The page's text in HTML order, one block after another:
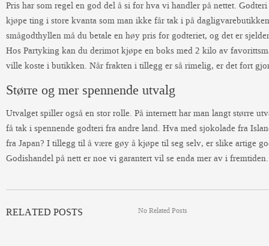
Pris har som regel en god del å si for hva vi handler på nettet.
kjøpe ting i store kvanta som man ikke får tak i på
smågodthyllen må du betale en høy pris for godteriet, og det er
Hos Partyking kan du derimot kjøpe en boks med 2 kilo av
ville koste i butikken. Når frakten i tillegg er så rimelig, er det fort
Større og mer spennende utvalg
Utvalget spiller også en stor rolle. På internett har man langt større
få tak i spennende godteri fra andre land. Hva med sjokolade fra
fra Japan? I tillegg til å være gøy å kjøpe til seg selv, er slike artige
Godishandel på nett er noe vi garantert vil se enda mer av i fremtiden.
RELATED POSTS No Related Posts